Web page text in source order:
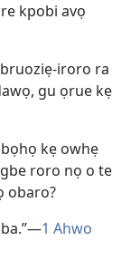
kpobi avọ
iroro ra
gu ọrue kẹ
kẹ owhẹ
roro nọ o te
obaro?
1 Ahwo